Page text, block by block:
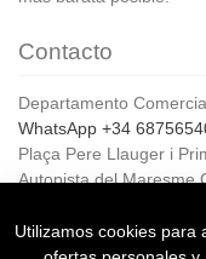
Contacto
Departamento
WhatsApp +34
Plaça Pere Llauger i
Autopista del Maresme
Horario de Atención al
De lunes a jueves de
Utilizamos cookies para